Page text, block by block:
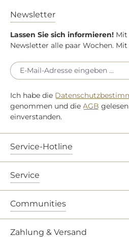
Newsletter
Lassen Sie sich informieren! Mit
Newsletter alle paar Wochen. Mit
Ich habe die
genommen und die AGB
einverstanden.
Service-Hotline
Service
Communities
Zahlung & Versand